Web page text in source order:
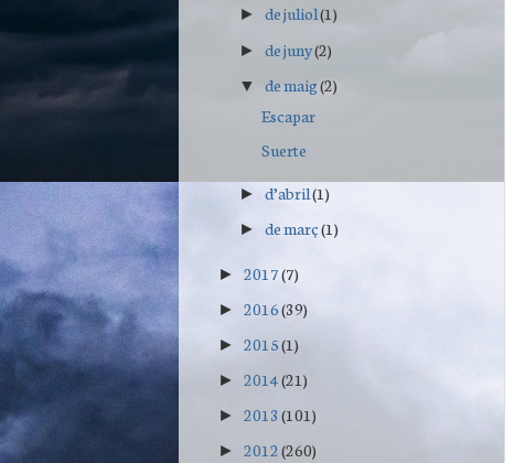
►de juliol(1)
►de juny(2)
▼de maig(2)
Escapar
Suerte
►d’abril(1)
►de març(1)
► 2017(7)
► 2016(39)
► 2015(1)
► 2014(21)
► 2013(101)
► 2012(260)